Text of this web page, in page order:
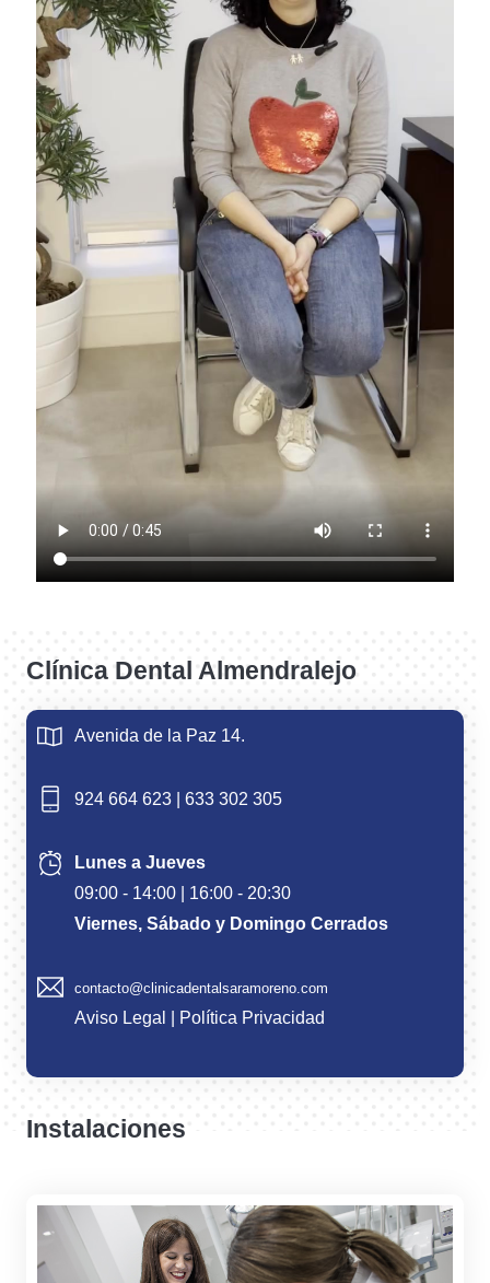
Clínica Dental Almendralejo
Avenida de la Paz 14.
924 664 623 |633 302 305
Lunes a Jueves
09:00 - 14:00 | 16:00 - 20:30
Viernes, Sábado y Domingo Cerrados
contacto@clinicadentalsaramoreno.com
Aviso Legal Política Privacidad
Instalaciones